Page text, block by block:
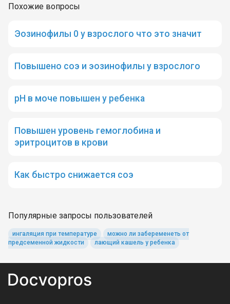
Похожие вопросы
Эозинофилы 0 у взрослого что это значит
Повышено соэ и эозинофилы у взрослого
рН в моче повышен у ребенка
Повышен уровень гемоглобина и
эритроцитов в крови
Как быстро снижается соэ
Популярные запросы пользователей
ингаляция при температуре
можно ли забеременеть от
предсеменной жидкости
лающий кашель у ребенка